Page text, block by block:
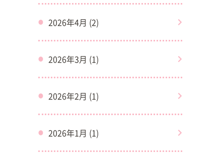
2026年4月 (2)
2026年3月 (1)
2026年2月 (1)
2026年1月 (1)